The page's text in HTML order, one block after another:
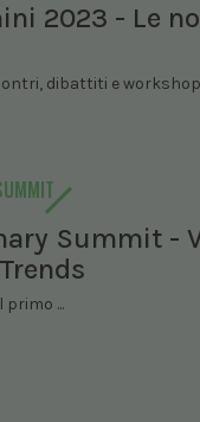
2023 - Le
dibattiti e workshop
Summit -
primo ...